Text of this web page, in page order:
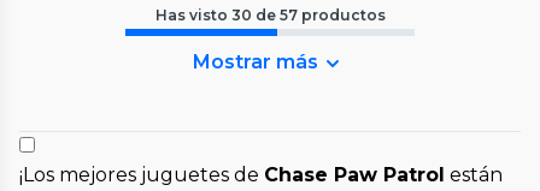
Has visto 30 de 57 productos
Mostrar más
¡Los mejores juguetes de Chase Paw Patrol están